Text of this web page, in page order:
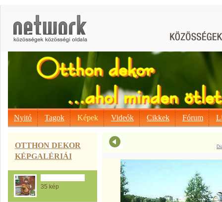
Nyitó Tagok Képek Videók Cikkek Fórum
OTTHON DEKOR
KÉPGALÉRIÁI
35 kép